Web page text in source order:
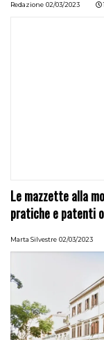
Redazione 02/03/2023
Le mazzette alla
pratiche e patenti
Marta Silvestre 02/03/2023